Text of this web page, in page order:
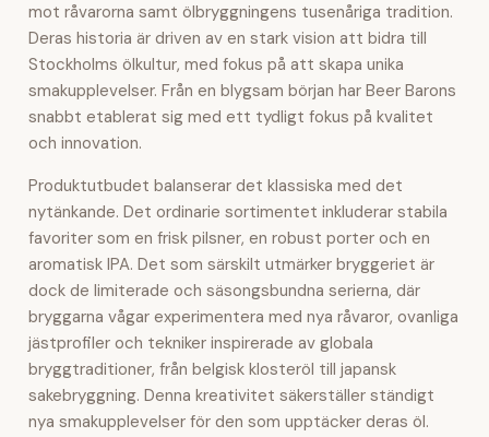
mot råvarorna samt ölbryggningens tusenåriga tradition.
Deras historia är driven av en stark vision att bidra till
Stockholms ölkultur, med fokus på att skapa unika
smakupplevelser. Från en blygsam början har Beer Barons
snabbt etablerat sig med ett tydligt fokus på kvalitet
och innovation.
Produktutbudet balanserar det klassiska med det
nytänkande. Det ordinarie sortimentet inkluderar stabila
favoriter som en frisk pilsner, en robust porter och en
aromatisk IPA. Det som särskilt utmärker bryggeriet är
dock de limiterade och säsongsbundna serierna, där
bryggarna vågar experimentera med nya råvaror, ovanliga
jästprofiler och tekniker inspirerade av globala
bryggtraditioner, från belgisk klosteröl till japansk
sakebryggning. Denna kreativitet säkerställer ständigt
nya smakupplevelser för den som upptäcker deras öl.